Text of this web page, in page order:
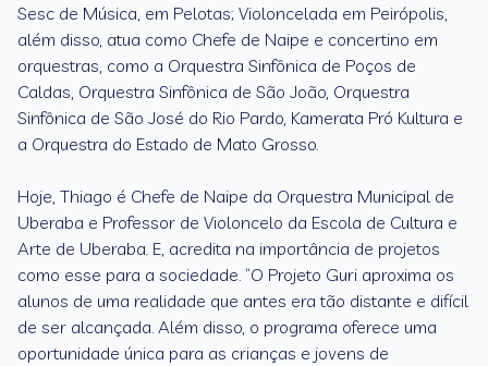
Sesc de Música, em Pelotas; Violoncelada em Peirópolis,
além disso, atua como Chefe de Naipe e concertino em
orquestras, como a Orquestra Sinfônica de Poços de
Caldas, Orquestra Sinfônica de São João, Orquestra
Sinfônica de São José do Rio Pardo, Kamerata Pró Kultura e
a Orquestra do Estado de Mato Grosso.
Hoje, Thiago é Chefe de Naipe da Orquestra Municipal de
Uberaba e Professor de Violoncelo da Escola de Cultura e
Arte de Uberaba. E, acredita na importância de projetos
como esse para a sociedade. “O Projeto Guri aproxima os
alunos de uma realidade que antes era tão distante e difícil
de ser alcançada. Além disso, o programa oferece uma
oportunidade única para as crianças e jovens de